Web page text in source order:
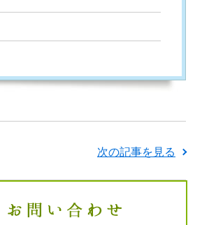
次の記事を見る